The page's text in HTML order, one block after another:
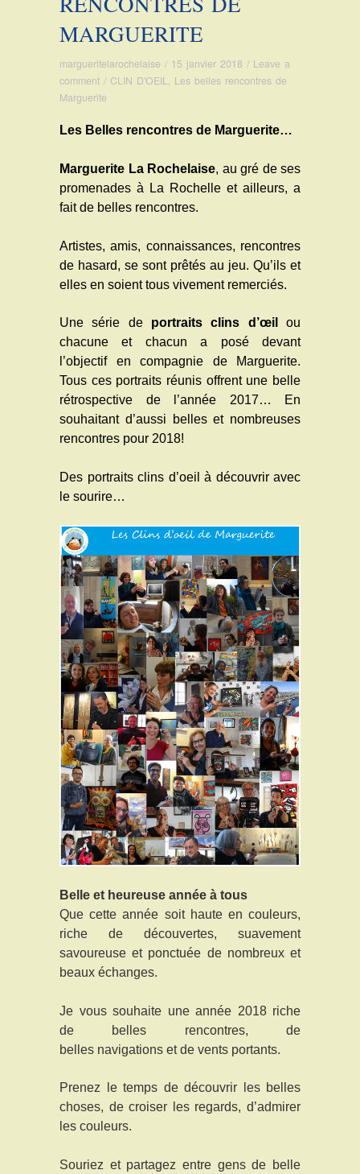
MARGUERITE
margueritelarochelaise / 15 janvier 2018 / Leave a
comment / CLIN D'OEIL, Les belles rencontres de
Marguerite
Les Belles rencontres de Marguerite…
Marguerite La Rochelaise, au gré de ses
promenades à La Rochelle et ailleurs, a
fait de belles rencontres.
Artistes, amis, connaissances, rencontres
de hasard, se sont prêtés au jeu. Qu’ils et
elles en soient tous vivement remerciés.
Une série de portraits clins d’œil
ou
chacune et chacun a posé devant
l’objectif en compagnie de Marguerite.
Tous ces portraits réunis offrent une belle
rétrospective de l’année 2017… En
souhaitant d’aussi belles et nombreuses
rencontres pour 2018!
Des portraits clins d’oeil à découvrir avec
le sourire…
Belle et heureuse année à tous
Que cette année soit haute en couleurs,
riche de découvertes, suavement
savoureuse et ponctuée de nombreux et
beaux échanges.
Je vous souhaite une année 2018 riche
de belles rencontres, de
belles navigations et de vents portants.
Prenez le temps de découvrir les belles
choses, de croiser les regards, d’admirer
les couleurs.
Souriez et partagez entre gens de belle